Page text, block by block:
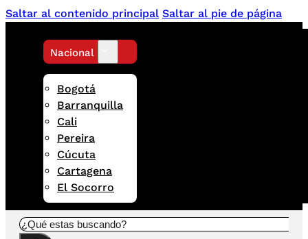
Saltar al contenido principal Saltar al pie de página
Nacional
Bogotá
Barranquilla
Cali
Pereira
Cúcuta
Cartagena
El Socorro
Buscar